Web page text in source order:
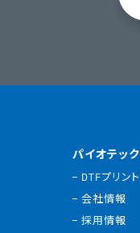
パイオテッ
DTFプリン
会社情報
採用情報